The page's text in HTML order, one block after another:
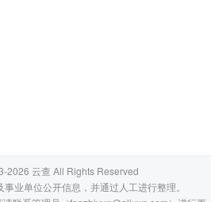
2026 云查 All Rights Reserved
业单位公开信息，并通过人工进行整理。